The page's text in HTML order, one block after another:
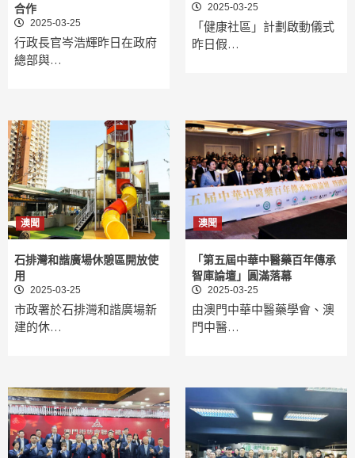
合作
2025-03-25
行政長官岑浩輝昨日在政府
總部與…
2025-03-25
「健康社區」計劃啟動儀式
昨日假…
澳聞
石排灣和諧廣場休憩區開放使
用
2025-03-25
市政署於石排灣和諧廣場新
建的休…
澳聞
「第五屆中華中醫藥百年傳承
智庫論壇」圓滿落幕
2025-03-25
由澳門中華中醫藥學會、澳
門中醫…